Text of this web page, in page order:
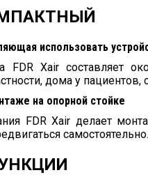
использовать
FDR Xair составляет
дома у
на опорной стойке
FDR Xair делает
самостоятельно.